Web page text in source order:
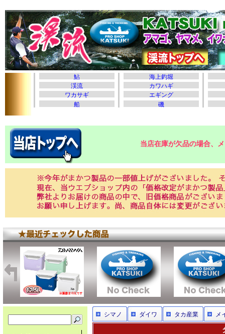
当店在庫が欠品の場合、
シマノ ダイワ タカ産業 メ